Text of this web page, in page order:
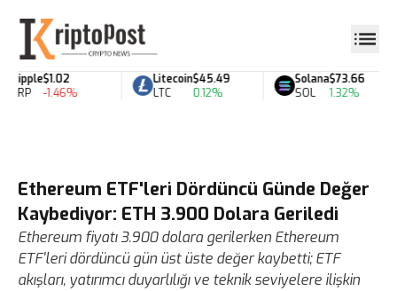
Ripple
XRP
$1.02
-1.46%
Litecoin
LTC
$45.49
0.12%
Solana
SOL
$73.66
1.32%
Ethereum ETF'leri Dördüncü Günde Değer
Kaybediyor: ETH 3.900 Dolara Geriledi
Ethereum fiyatı 3.900 dolara gerilerken Ethereum
ETF'leri dördüncü gün üst üste değer kaybetti; ETF
akışları, yatırımcı duyarlılığı ve teknik seviyelere ilişkin